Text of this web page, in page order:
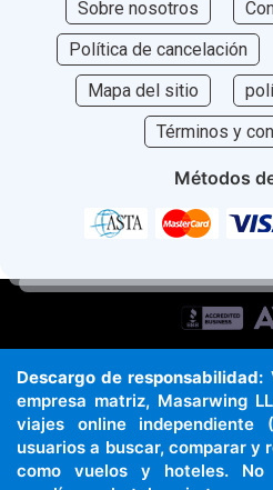
Sobre nosotros
Política de cancelación
Mapa del sitio
Términos y
Métodos
Descargo de responsabilidad:
empresa matriz, Masarwing
viajes online
usuarios a buscar, comparar y
como vuelos y hoteles. No